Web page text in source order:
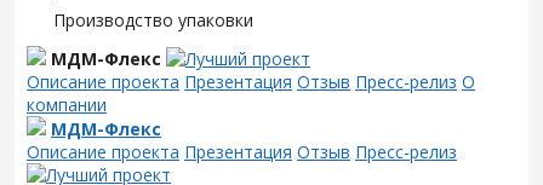
Производство упаковки
МДМ-Флекс
Описание проекта Презентация Отзыв Пресс-релиз О
компании
МДМ-Флекс
Описание проекта Презентация Отзыв Пресс-релиз